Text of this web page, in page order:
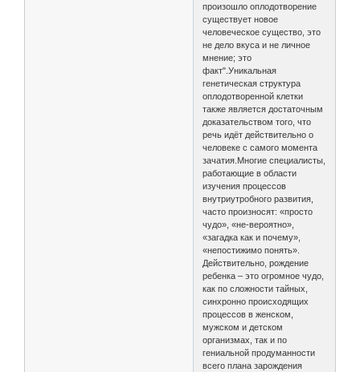
произошло оплодотворение
существует новое
человеческое существо, это
не дело вкуса и не личное
мнение; это
факт".Уникальная
генетическая структура
оплодотворенной клетки
также является достаточным
доказательством того, что
речь идёт действительно о
человеке с самого момента
зачатия.Многие специалисты,
работающие в области
изучения процессов
внутриутробного развития,
часто произносят: «просто
чудо», «не-вероятно»,
«загадка как и почему»,
«непостижимо понять».
Действительно, рождение
ребенка – это огромное чудо,
как по сложности тайных,
синхронно происходящих
процессов в женском,
мужском и детском
организмах, так и по
гениальной продуманности
всего плана зарождения